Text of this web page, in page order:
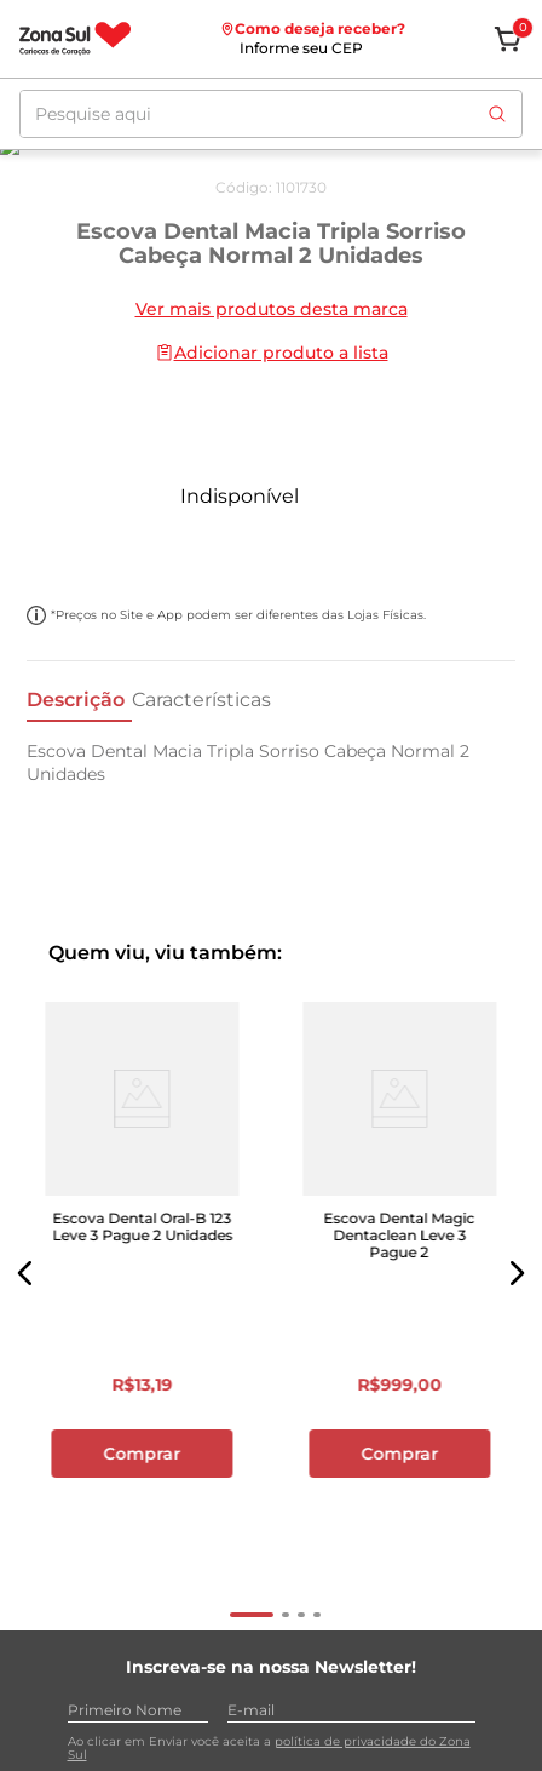
Como deseja receber?
Informe seu CEP
0
Pesquise aqui
Código: 1101730
Escova Dental Macia Tripla Sorriso
Cabeça Normal 2 Unidades
Ver mais produtos desta marca
Adicionar produto a lista
Indisponível
*Preços no Site e App podem ser diferentes das Lojas Físicas.
Descrição Características
Escova Dental Macia Tripla Sorriso Cabeça Normal 2
Unidades
Quem viu, viu também:
Escova Dental Oral-B 123
Leve 3 Pague 2 Unidades
R$13,19
Comprar
Escova Dental Magic
Dentaclean Leve 3
Pague 2
R$999,00
Comprar
Inscreva-se na nossa Newsletter!
Ao clicar em Enviar você aceita a política de privacidade do Zona
Sul